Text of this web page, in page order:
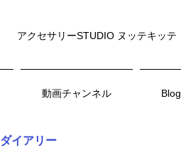
アクセサリーSTUDIO ヌッテキッテ
動画チャンネル Blog
ダイアリー